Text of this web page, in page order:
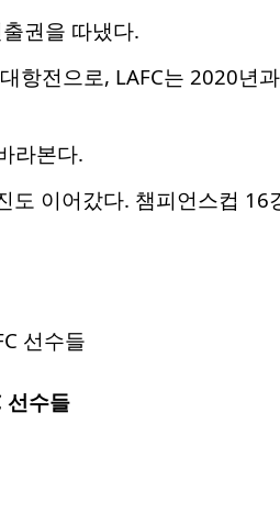
권을 따냈다.
항전으로, LAFC는 2020년
라본다.
도 이어갔다. 챔피언스컵 16
선수들